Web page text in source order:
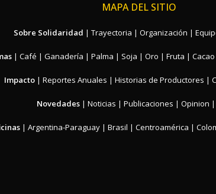
MAPA DEL SITIO
Sobre Solidaridad | Trayectoria | Organización |
| Café | Ganadería | Palma | Soja | Oro | Fruta | Cacao
Impacto | Reportes Anuales | Historias de Productores |
Novedades| Noticias | Publicaciones | Opinion |
| Argentina-Paraguay | Brasil | Centroamérica |